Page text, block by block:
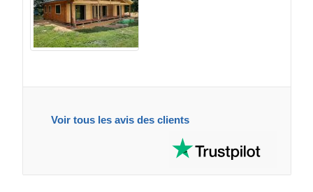
Voir tous les avis des clients